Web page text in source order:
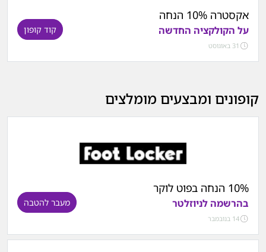
אקסטרה 10% הנחה
על הקולקציה החדשה
31 באוגוסט
קוד קופון
קופונים ומבצעים מומלצים
10% הנחה בפוט לוקר
בהרשמה לניוזלטר
14 בנובמבר
מעבר להטבה